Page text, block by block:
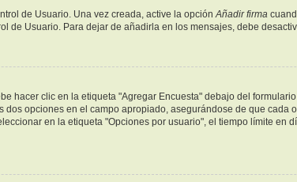
de Usuario. Una vez creada, active la opciónAñadir firma
de Usuario. Para dejar de añadirla en los mensajes, debe
hacer clic en la etiqueta "Agregar Encuesta" debajo del
opciones en el campo apropiado, asegurándose de que
en la etiqueta "Opciones por usuario", el tiempo límite en